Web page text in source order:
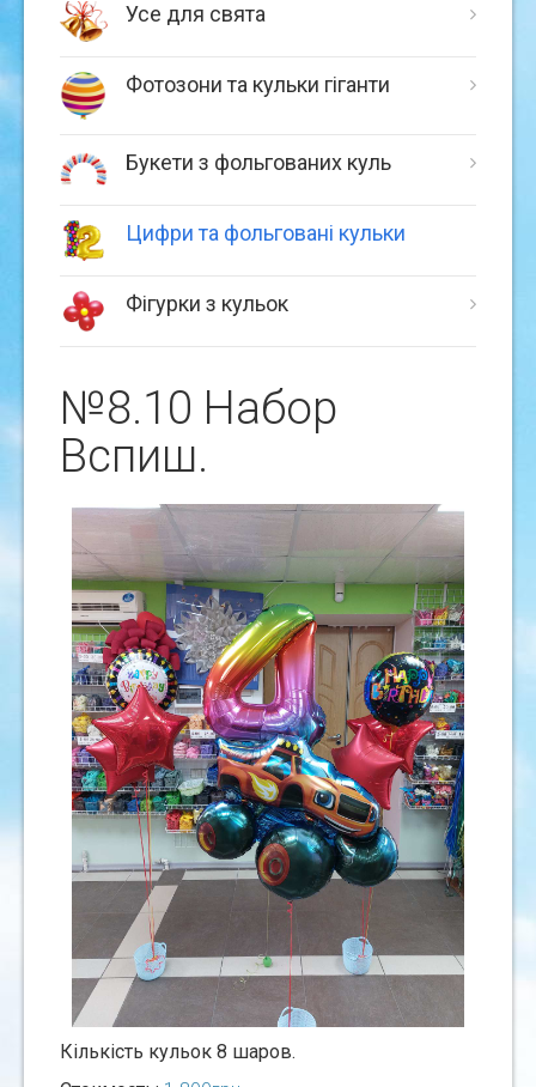
Усе для свята
Фотозони та кульки гіганти
Букети з фольгованих куль
Цифри та фольговані кульки
Фігурки з кульок
№8.10 Набор
Вспиш.
Кiлькiсть кульок 8 шаров.